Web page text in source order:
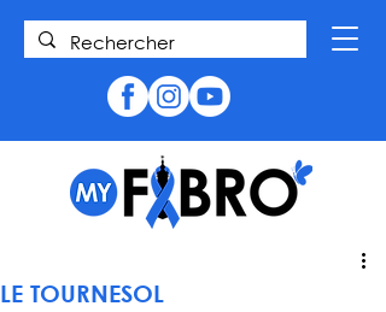
LE TOURNESOL